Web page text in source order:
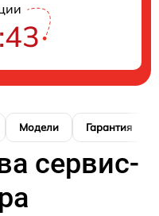
Модели Гарантия
сервис-